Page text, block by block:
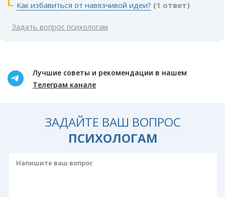
Как избавиться от навязчивой идеи? (1 ответ)
Задать вопрос психологам
Лучшие советы и рекомендации в нашем
Телеграм канале
ЗАДАЙТЕ ВАШ ВОПРОС
ПСИХОЛОГАМ